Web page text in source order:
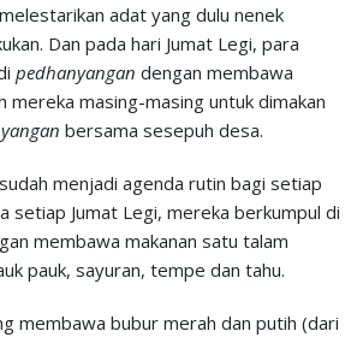
adat yang dulu nenek
Dan pada hari Jumat Legi, para
pedhanyangan dengan membawa
mereka masing-masing untuk dimakan
bersama sesepuh desa.
sudah menjadi agenda rutin bagi setiap
setiap Jumat Legi, mereka berkumpul di
membawa makanan satu talam
pauk, sayuran, tempe dan tahu.
membawa bubur merah dan putih (dari